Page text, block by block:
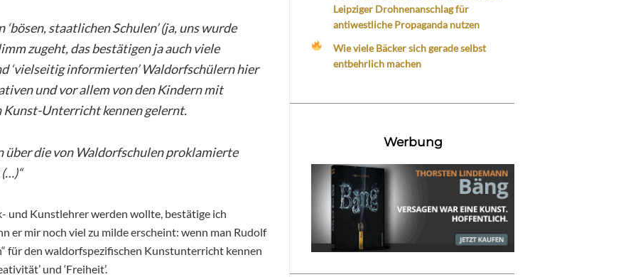
staatlichen Schulen’ (ja, uns wurde
zugeht, das bestätigen ja auch viele
‘vielseitig informierten’ Waldorfschülern hier
und vor allem von den Kindern mit
Kunst-Unterricht kennen gelernt.
über die von Waldorfschulen proklamierte
und Kunstlehrer werden wollte, bestätige ich
er mir noch viel zu milde erscheint: wenn man Rudolf
für den waldorfspezifischen Kunstunterricht kennen
und ‘Freiheit’.
Leipziger Drohnenanschlag für
antiwestliche Propaganda nutzen
Wie viele Bäcker sich gerade selbst
entbehrlich machen
Werbung